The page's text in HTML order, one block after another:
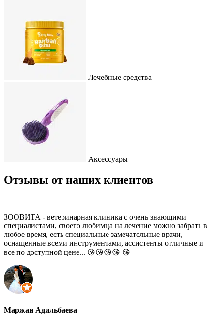
Лечебные средства
Аксессуары
Отзывы от наших клиентов
ЗООВИТА - ветеринарная клиника с очень знающими
специалистами, своего любимца на лечение можно забрать в
любое время, есть специальные замечательные врачи,
оснащенные всеми инструментами, ассистенты отличные и
все по доступной цене... 😘😘😘😘 😘
Маржан Адильбаева